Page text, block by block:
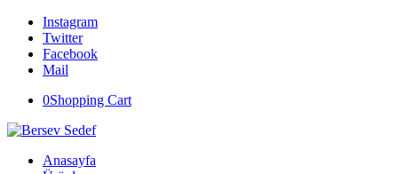
Instagram
Twitter
Facebook
Mail
0Shopping Cart
Anasayfa